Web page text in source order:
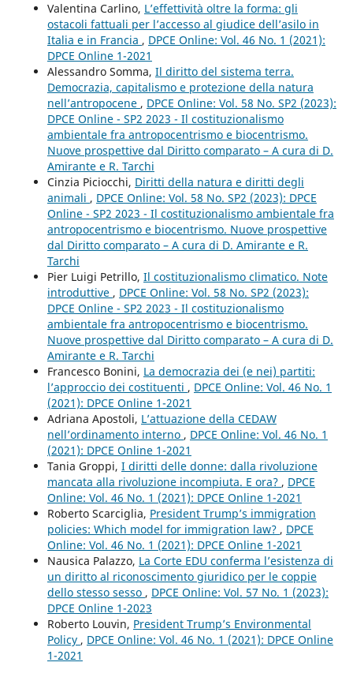
Valentina Carlino, L’effettività oltre la forma: gli
ostacoli fattuali per l’accesso al giudice dell’asilo in
Italia e in Francia , DPCE Online: Vol. 46 No. 1 (2021):
DPCE Online 1-2021
Alessandro Somma, Il diritto del sistema terra.
Democrazia, capitalismo e protezione della natura
nell’antropocene , DPCE Online: Vol. 58 No. SP2 (2023):
DPCE Online - SP2 2023 - Il costituzionalismo
ambientale fra antropocentrismo e biocentrismo.
Nuove prospettive dal Diritto comparato – A cura di D.
Amirante e R. Tarchi
Cinzia Piciocchi, Diritti della natura e diritti degli
animali , DPCE Online: Vol. 58 No. SP2 (2023): DPCE
Online - SP2 2023 - Il costituzionalismo ambientale fra
antropocentrismo e biocentrismo. Nuove prospettive
dal Diritto comparato – A cura di D. Amirante e R.
Tarchi
Pier Luigi Petrillo, Il costituzionalismo climatico. Note
introduttive , DPCE Online: Vol. 58 No. SP2 (2023):
DPCE Online - SP2 2023 - Il costituzionalismo
ambientale fra antropocentrismo e biocentrismo.
Nuove prospettive dal Diritto comparato – A cura di D.
Amirante e R. Tarchi
Francesco Bonini, La democrazia dei (e nei) partiti:
l’approccio dei costituenti , DPCE Online: Vol. 46 No. 1
(2021): DPCE Online 1-2021
Adriana Apostoli, L’attuazione della CEDAW
nell’ordinamento interno , DPCE Online: Vol. 46 No. 1
(2021): DPCE Online 1-2021
Tania Groppi, I diritti delle donne: dalla rivoluzione
mancata alla rivoluzione incompiuta. E ora? , DPCE
Online: Vol. 46 No. 1 (2021): DPCE Online 1-2021
Roberto Scarciglia, President Trump’s immigration
policies: Which model for immigration law? , DPCE
Online: Vol. 46 No. 1 (2021): DPCE Online 1-2021
Nausica Palazzo, La Corte EDU conferma l’esistenza di
un diritto al riconoscimento giuridico per le coppie
dello stesso sesso , DPCE Online: Vol. 57 No. 1 (2023):
DPCE Online 1-2023
Roberto Louvin, President Trump’s Environmental
Policy , DPCE Online: Vol. 46 No. 1 (2021): DPCE Online
1-2021